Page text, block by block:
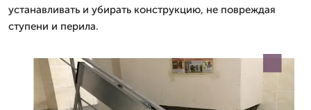
устанавливать и убирать конструкцию, не повреждая
ступени и перила.